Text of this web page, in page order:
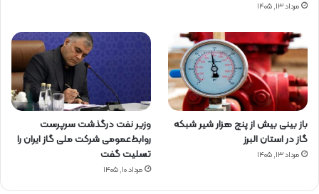
مرداد ۱۳, ۱۴۰۵
باز بینی بیش از پنج هزار شیر شبکه
گاز در استان البرز
مرداد ۱۳, ۱۴۰۵
وزیر نفت درگذشت سرپرست
روابط‌عمومی شرکت ملی گاز ایران را
تسلیت گفت
مرداد ۱۰, ۱۴۰۵